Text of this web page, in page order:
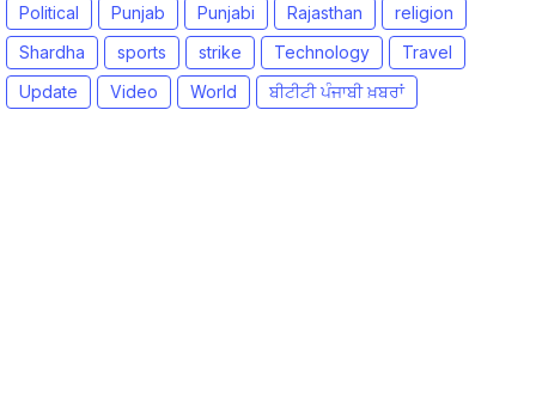
Political
Punjab Punjabi Rajasthan
religion
Shardha
sports strike Technology
Travel
Update
Video World ਬੀਟੀਟੀ ਪੰਜਾਬੀ ਖ਼ਬਰਾਂ